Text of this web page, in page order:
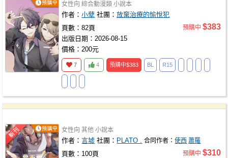
女性向 綜合動漫類 小說本
作者：小孽 社團：放棄治療的愉悅犯
頁數：82頁
出版日期：2026-08-15
價格：200元
預購中 $383
7 4 預購中$383 BL R15
女性向 其他 小說本
作者：言墟 社團： PLATO . 合同作者：使西 蕭羅
頁數：100頁
預購中 $310